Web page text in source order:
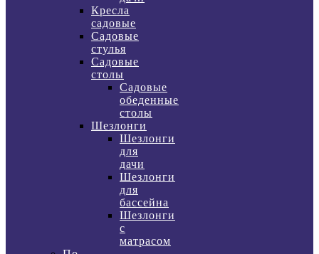
Кресла
садовые
Садовые
стулья
Садовые
столы
Садовые
обеденные
столы
Шезлонги
Шезлонги
для
дачи
Шезлонги
для
бассейна
Шезлонги
с
матрасом